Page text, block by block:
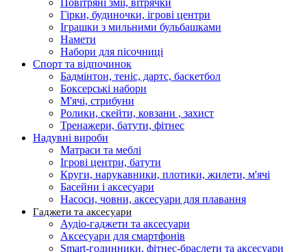
Повітряні змії, вітрячки
Гірки, будиночки, ігрові центри
Іграшки з мильними бульбашками
Намети
Набори для пісочниці
Спорт та відпочинок
Бадмінтон, теніс, дартс, баскетбол
Боксерські набори
М'ячі, стрибуни
Ролики, скейти, ковзани , захист
Тренажери, батути, фітнес
Надувні вироби
Матраси та меблі
Ігрові центри, батути
Круги, нарукавники, плотики, жилети, м'ячі
Басейни і аксесуари
Насоси, човни, аксесуари для плавання
Гаджети та аксесуари
Аудіо-гаджети та аксесуари
Аксесуари для смартфонів
Smart-годинники, фітнес-браслети та аксесуари